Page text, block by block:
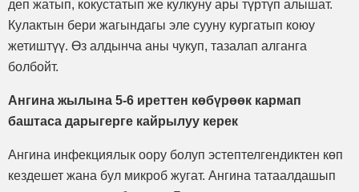
деп жатып, кокустатып же кулкуну ары түртүп алышат.
Кулактын бери жагындагы эле сууну кургатып коюу
жетиштүү. Өз алдынча аны чукуп, тазалап алганга
болбойт.
Ангина жылына 5-6 иреттен көбүрөөк кармап
баштаса дарыгерге кайрылуу керек
Ангина инфекциялык оору болуп эстептелгендиктен көп
кездешет жана бул микроб жугат. Ангина татаалдашып